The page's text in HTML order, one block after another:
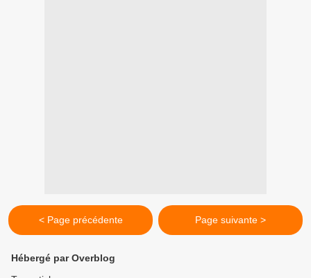
< Page précédente Page suivante >
Hébergé par Overblog